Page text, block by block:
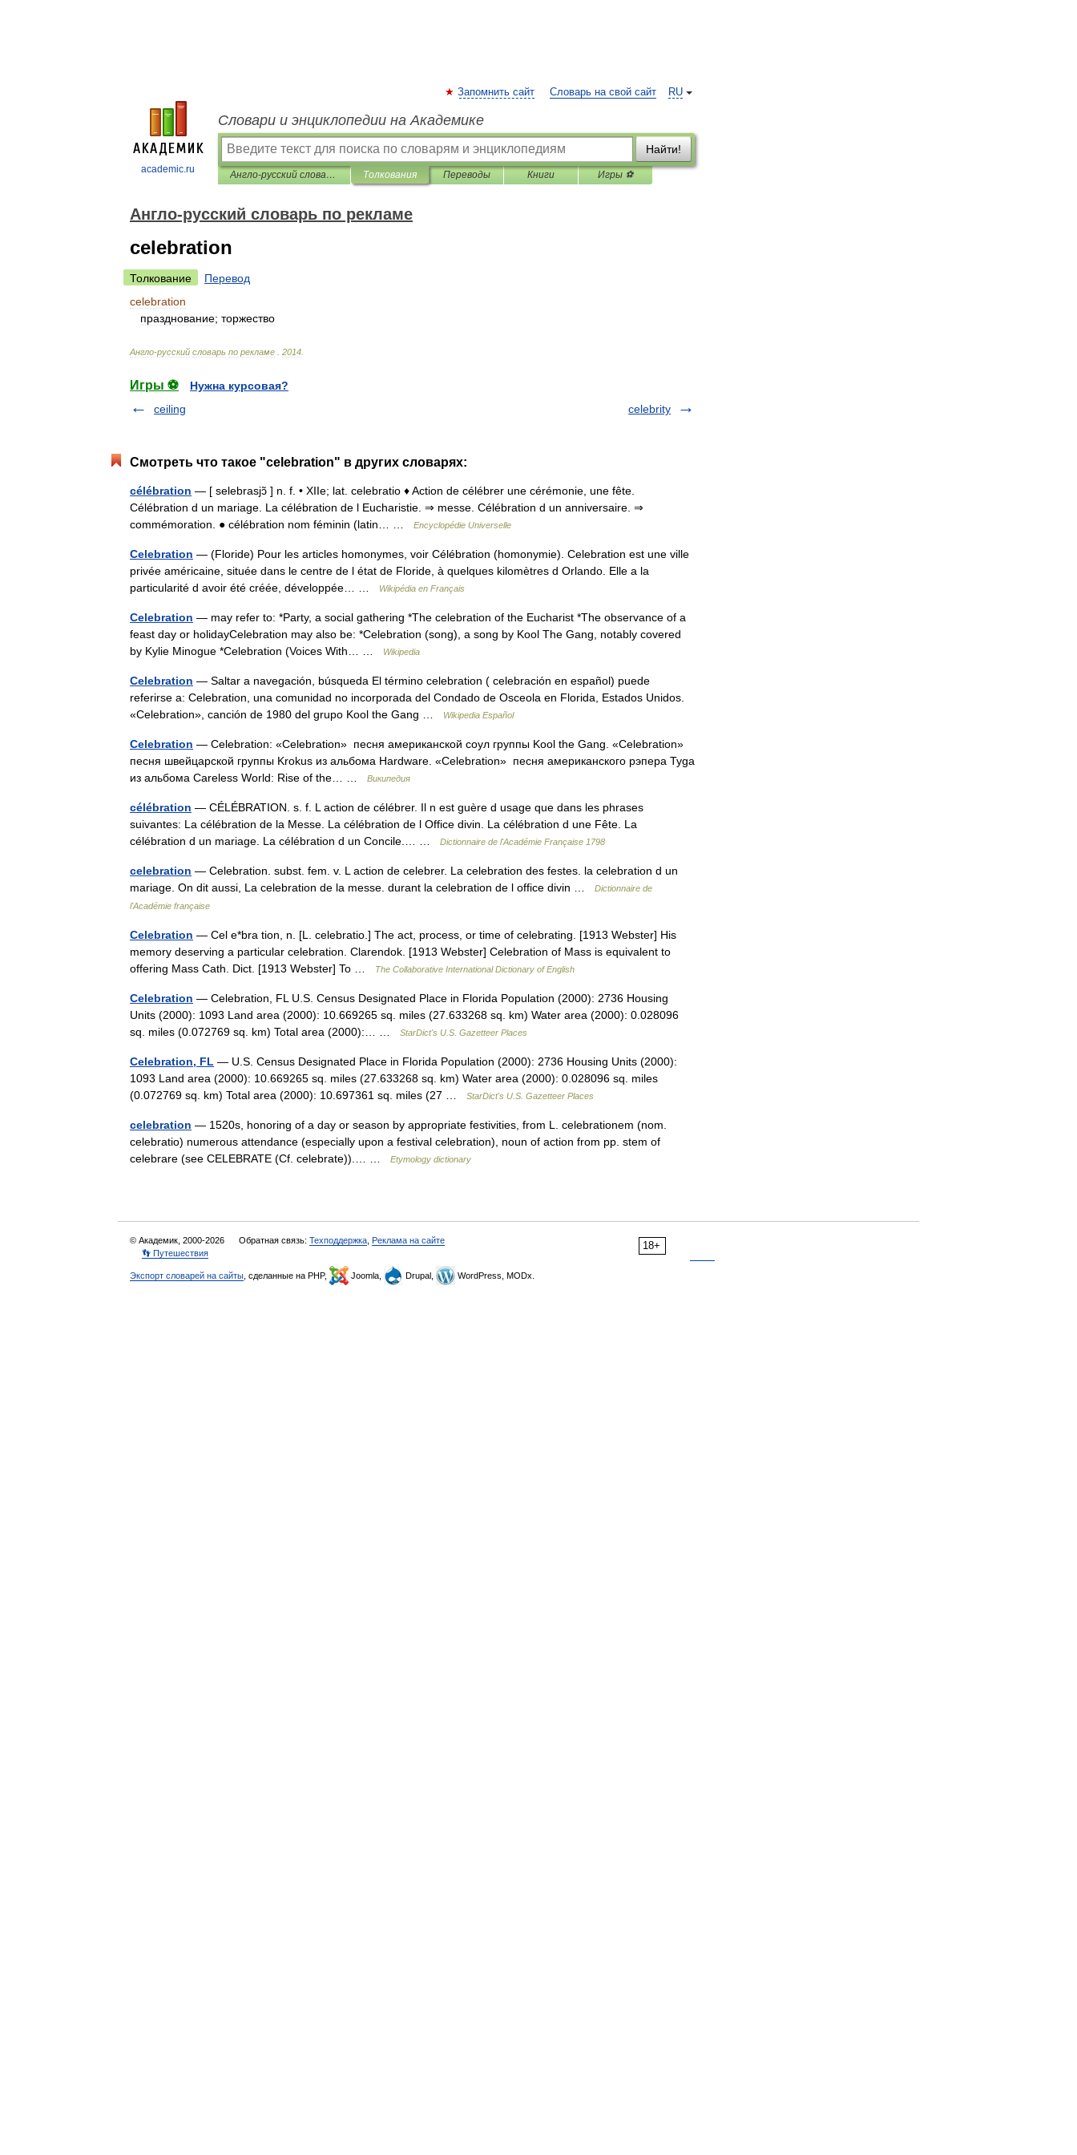
academic.ru
RU
Запомнить сайт Словарь на свой сайт
Словари и энциклопедии на Академике
Найти!
Англо-русский словарь по рекламе Толкования Переводы Книги Игры ⚽
Англо-русский словарь по рекламе
celebration
Толкование
Перевод
celebration
празднование; торжество
Англо-русский словарь по рекламе 2014
Игры ⚽
Нужна курсовая?
ceiling
celebrity
Смотреть что такое "celebration" в других словарях:
célébration — [ selebrasjɔ̃ ] n. f. • XIIe; lat. celebratio ♦ Action de célébrer une cérémonie, une fête.
Célébration d un mariage. La célébration de l Eucharistie. ⇒ messe. Célébration d un anniversaire. ⇒
commémoration. ● célébration nom féminin (latin… …
Encyclopédie Universelle
Celebration — (Floride) Pour les articles homonymes, voir Célébration (homonymie). Celebration est une ville
privée américaine, située dans le centre de l état de Floride, à quelques kilomètres d Orlando. Elle a la
particularité d avoir été créée, développée… …
Wikipédia en Français
Celebration — may refer to: *Party, a social gathering *The celebration of the Eucharist *The observance of a
feast day or holidayCelebration may also be: *Celebration (song), a song by Kool The Gang, notably covered
by Kylie Minogue *Celebration (Voices With… …
Wikipedia
Celebration — Saltar a navegación, búsqueda El término celebration ( celebración en español) puede
referirse a: Celebration, una comunidad no incorporada del Condado de Osceola en Florida, Estados Unidos.
«Celebration», canción de 1980 del grupo Kool the Gang …
Wikipedia Español
Celebration — Celebration: «Celebration» песня американской соул группы Kool the Gang. «Celebration»
песня швейцарской группы Krokus из альбома Hardware. «Celebration» песня американского рэпера Tyga
из альбома Careless World: Rise of the… …
Википедия
célébration — CÉLÉBRATION. s. f. L action de célébrer. Il n est guère d usage que dans les phrases
suivantes: La célébration de la Messe. La célébration de l Office divin. La célébration d une Fête. La
célébration d un mariage. La célébration d un Concile.… …
Dictionnaire de l'Académie Française 1798
celebration — Celebration. subst. fem. v. L action de celebrer. La celebration des festes. la celebration d un
mariage. On dit aussi, La celebration de la messe. durant la celebration de l office divin …
Dictionnaire de
l'Académie française
Celebration — Cel e*bra tion, n. [L. celebratio.] The act, process, or time of celebrating. [1913 Webster] His
memory deserving a particular celebration. Clarendok. [1913 Webster] Celebration of Mass is equivalent to
offering Mass Cath. Dict. [1913 Webster] To …
The Collaborative International Dictionary of English
Celebration — Celebration, FL U.S. Census Designated Place in Florida Population (2000): 2736 Housing
Units (2000): 1093 Land area (2000): 10.669265 sq. miles (27.633268 sq. km) Water area (2000): 0.028096
sq. miles (0.072769 sq. km) Total area (2000):… …
StarDict's U.S. Gazetteer Places
Celebration, FL — U.S. Census Designated Place in Florida Population (2000): 2736 Housing Units (2000):
1093 Land area (2000): 10.669265 sq. miles (27.633268 sq. km) Water area (2000): 0.028096 sq. miles
(0.072769 sq. km) Total area (2000): 10.697361 sq. miles (27 …
StarDict's U.S. Gazetteer Places
celebration — 1520s, honoring of a day or season by appropriate festivities, from L. celebrationem (nom.
celebratio) numerous attendance (especially upon a festival celebration), noun of action from pp. stem of
celebrare (see CELEBRATE (Cf. celebrate)).… …
Etymology dictionary
18+
© Академик, 2000-2026 Обратная связь: Техподдержка Реклама на сайте
👣 Путешествия
Экспорт словарей на сайты , сделанные на PHP, Joomla, Drupal, WordPress, MODx.